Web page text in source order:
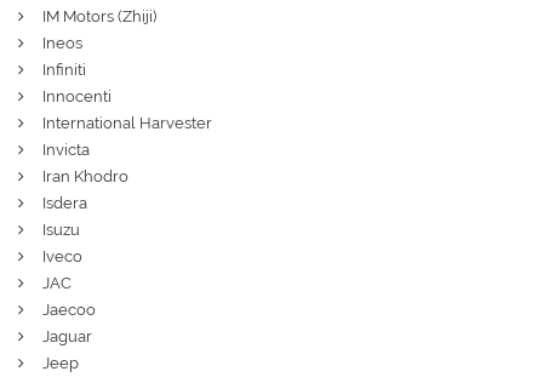
IM Motors (Zhiji)
Ineos
Infiniti
Innocenti
International Harvester
Invicta
Iran Khodro
Isdera
Isuzu
Iveco
JAC
Jaecoo
Jaguar
Jeep